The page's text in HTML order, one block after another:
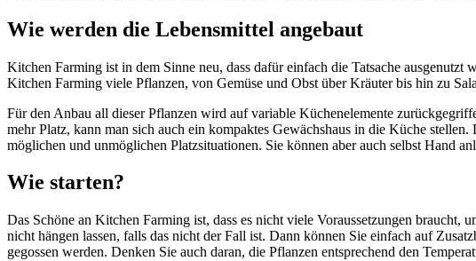
Wie werden die Lebensmittel angebaut
Kitchen Farming ist in dem Sinne neu, dass dafür einfach die Tatsache
Kitchen Farming viele Pflanzen, von Gemüse und Obst über Kräuter bis hin zu
Für den Anbau all dieser Pflanzen wird auf variable Küchenelemente
mehr Platz, kann man sich auch ein kompaktes Gewächshaus in die Küche
möglichen und unmöglichen Platzsituationen. Sie können aber auch selbst Hand
Wie starten?
Das Schöne an Kitchen Farming ist, dass es nicht viele Voraussetzungen
nicht hängen lassen, falls das nicht der Fall ist. Dann können Sie einfach auf
gegossen werden. Denken Sie auch daran, die Pflanzen entsprechend den